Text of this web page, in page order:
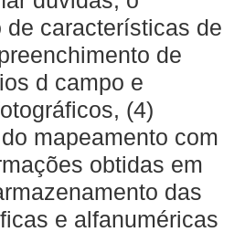
de características de
de
d campo e
(4)
mapeamento com
obtidas em
das
e alfanuméricas